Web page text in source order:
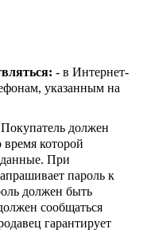
- в Интернет-
указанным на
должен
которой
данные. При
пароль к
должен быть
сообщаться
гарантирует